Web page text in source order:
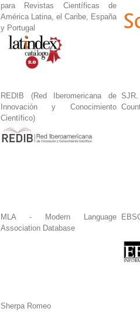
para Revistas Científicas de
América Latina, el Caribe, España
y Portugal
REDIB (Red Iberomericana de
Innovación y Conocimiento
Científico)
MLA - Modern Language
Association Database
Sherpa Romeo